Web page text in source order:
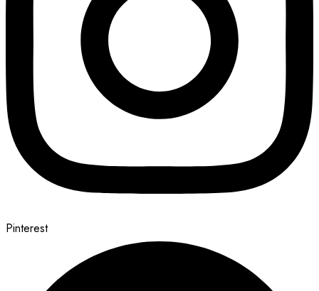
Pinterest